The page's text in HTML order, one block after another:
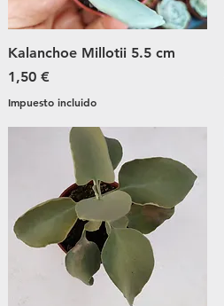
Vista rápida
Kalanchoe Millotii 5.5 cm
Precio
1,50 €
Impuesto incluido